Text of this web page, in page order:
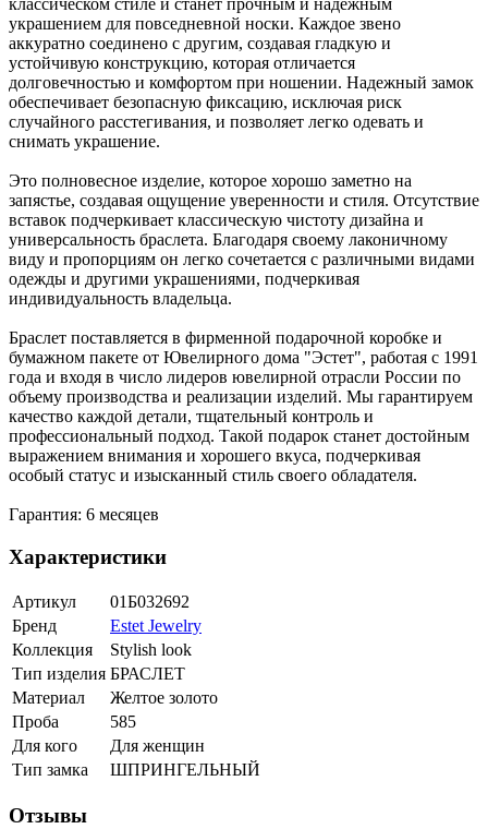
классическом стиле и станет прочным и надежным
украшением для повседневной носки. Каждое звено
аккуратно соединено с другим, создавая гладкую и
устойчивую конструкцию, которая отличается
долговечностью и комфортом при ношении. Надежный замок
обеспечивает безопасную фиксацию, исключая риск
случайного расстегивания, и позволяет легко одевать и
снимать украшение.
Это полновесное изделие, которое хорошо заметно на
запястье, создавая ощущение уверенности и стиля. Отсутствие
вставок подчеркивает классическую чистоту дизайна и
универсальность браслета. Благодаря своему лаконичному
виду и пропорциям он легко сочетается с различными видами
одежды и другими украшениями, подчеркивая
индивидуальность владельца.
Браслет поставляется в фирменной подарочной коробке и
бумажном пакете от Ювелирного дома "Эстет", работая с 1991
года и входя в число лидеров ювелирной отрасли России по
объему производства и реализации изделий. Мы гарантируем
качество каждой детали, тщательный контроль и
профессиональный подход. Такой подарок станет достойным
выражением внимания и хорошего вкуса, подчеркивая
особый статус и изысканный стиль своего обладателя.
Гарантия: 6 месяцев
Характеристики
Артикул
01Б032692
Бренд
Estet Jewelry
Коллекция
Stylish look
Тип изделия БРАСЛЕТ
Материал
Желтое золото
Проба
585
Для кого
Для женщин
Тип замка
ШПРИНГЕЛЬНЫЙ
Отзывы